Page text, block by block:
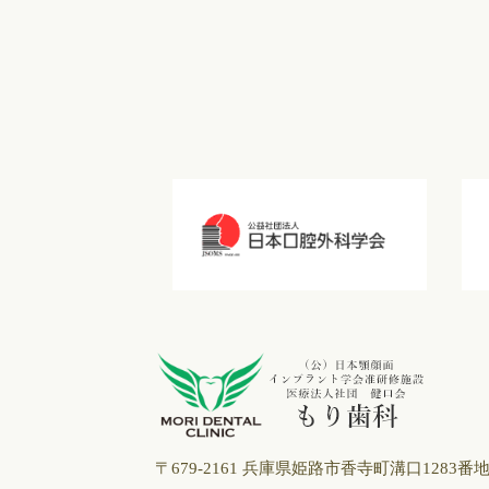
〒679-2161 兵庫県姫路市⾹寺町溝⼝1283番地